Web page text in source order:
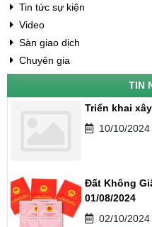
Tin tức sự kiện
Video
Sàn giao dịch
Chuyên gia
TIN
Triển khai
10/10/2024
Đất Không
01/08/2024
02/10/2024